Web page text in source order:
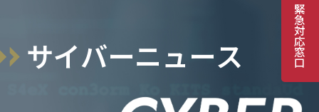
緊
急
対
応
窓
口
サイバーニュース